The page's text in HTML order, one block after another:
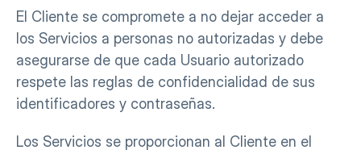
El Cliente se compromete a no dejar acceder a
los Servicios a personas no autorizadas y debe
asegurarse de que cada Usuario autorizado
respete las reglas de confidencialidad de sus
identificadores y contraseñas.
Los Servicios se proporcionan al Cliente en el